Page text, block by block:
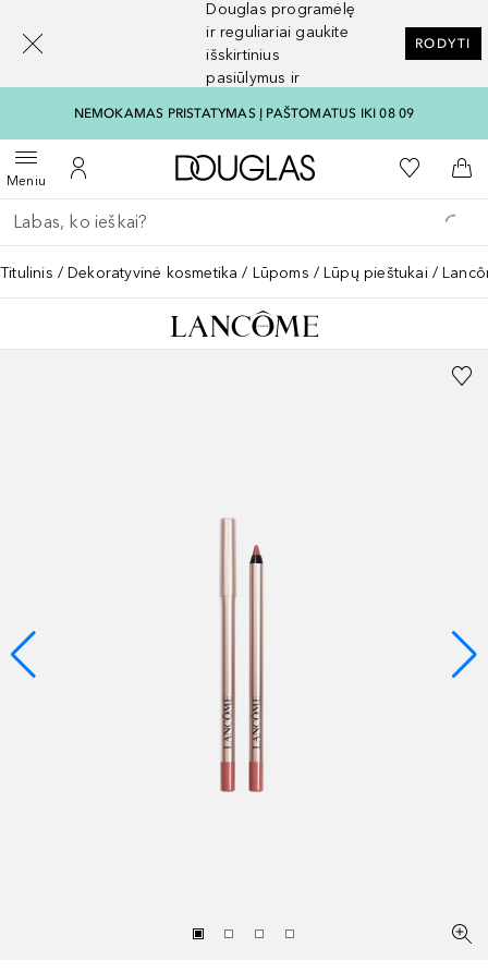
Douglas programėlę
ir reguliariai gaukite
išskirtinius
pasiūlymus ir
RODYTI
NEMOKAMAS PRISTATYMAS Į PAŠTOMATUS IKI 08 09
MeniuAtidaryti meniuĮ mano paskyrą
Į Douglas pagrindinį
Į mano
Į
Grįžk atgal
Vykdykite paiešką
Titulinis Dekoratyvinė kosmetika Lūpoms Lūpų pieštukai
[navigation.slideout.screenreader]